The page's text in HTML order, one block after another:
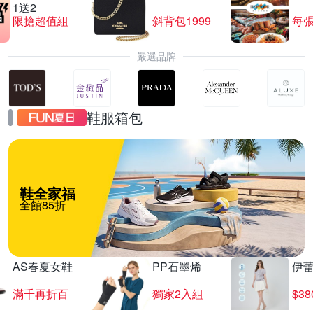
1送2
限搶超值組
斜背包1999
每
嚴選品牌
鞋服箱包
鞋全家福
全館85折
AS春夏女鞋
滿千再折百
PP石墨烯
獨家2入組
伊